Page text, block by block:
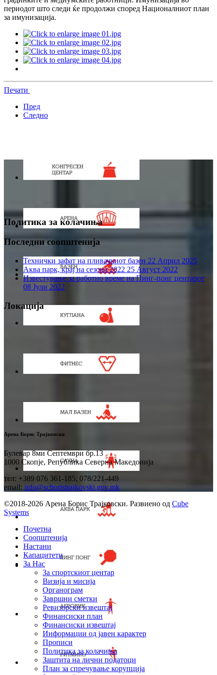
периодот што следи ќе продолжи според Националниот план
за имунизација.
Печати
Пред
Следно
Политика за колачиња
Последни соопштенија
Технички зафат на пливачкиот базен 22 Април 2025
Аква парк, крај на сезона 2022 25 Август 2022
Известување за работно време на Пинг-понг центарот
08 Јули 2022
Локација
Арена Борис Трајковски
Булевар 8ми Септември бр.13
1000 Скопје, Република Северна Македонија
тел: +389 076 361-185; 078/221-449
email: info@scboristrajkovski.gov.mk
©2018-2026 Арена Борис Трајковски. Развиено од Cube
Systems
Почетна
Соопштенија
Настани
Капацитети
За Нас
За спортскиот центар
Визија и мисија
Органограм
Завршни сметки
Ревизорски извештај
Финансиски план
Финансиски извештај
Информации од јавен карактер
Прописи
Политика за колачиња
Заштита на лични податоци
План за спречување корупција